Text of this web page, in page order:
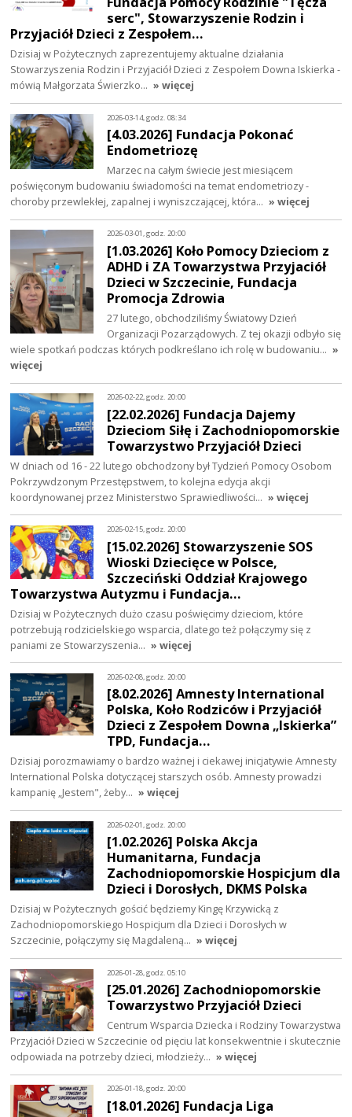
serc", Stowarzyszenie Rodzin i
Przyjaciół Dzieci z Zespołem…
Dzisiaj w Pożytecznych zaprezentujemy aktualne działania
Stowarzyszenia Rodzin i Przyjaciół Dzieci z Zespołem Downa Iskierka -
mówią Małgorzata Świerzko… » więcej
2026-03-14, godz. 08:34
[4.03.2026] Fundacja Pokonać
Endometriozę
Marzec na całym świecie jest miesiącem
poświęconym budowaniu świadomości na temat endometriozy -
choroby przewlekłej, zapalnej i wyniszczającej, która… » więcej
2026-03-01, godz. 20:00
[1.03.2026] Koło Pomocy Dzieciom z
ADHD i ZA Towarzystwa Przyjaciół
Dzieci w Szczecinie, Fundacja
Promocja Zdrowia
27 lutego, obchodziliśmy Światowy Dzień
Organizacji Pozarządowych. Z tej okazji odbyło się
wiele spotkań podczas których podkreślano ich rolę w budowaniu… »
więcej
2026-02-22, godz. 20:00
[22.02.2026] Fundacja Dajemy
Dzieciom Siłę i Zachodniopomorskie
Towarzystwo Przyjaciół Dzieci
W dniach od 16 - 22 lutego obchodzony był Tydzień Pomocy Osobom
Pokrzywdzonym Przestępstwem, to kolejna edycja akcji
koordynowanej przez Ministerstwo Sprawiedliwości… » więcej
2026-02-15, godz. 20:00
[15.02.2026] Stowarzyszenie SOS
Wioski Dziecięce w Polsce,
Szczeciński Oddział Krajowego
Towarzystwa Autyzmu i Fundacja…
Dzisiaj w Pożytecznych dużo czasu poświęcimy dzieciom, które
potrzebują rodzicielskiego wsparcia, dlatego też połączymy się z
paniami ze Stowarzyszenia… » więcej
2026-02-08, godz. 20:00
[8.02.2026] Amnesty International
Polska, Koło Rodziców i Przyjaciół
Dzieci z Zespołem Downa „Iskierka”
TPD, Fundacja…
Dzisiaj porozmawiamy o bardzo ważnej i ciekawej inicjatywie Amnesty
International Polska dotyczącej starszych osób. Amnesty prowadzi
kampanię „Jestem", żeby… » więcej
2026-02-01, godz. 20:00
[1.02.2026] Polska Akcja
Humanitarna, Fundacja
Zachodniopomorskie Hospicjum dla
Dzieci i Dorosłych, DKMS Polska
Dzisiaj w Pożytecznych gościć będziemy Kingę Krzywicką z
Zachodniopomorskiego Hospicjum dla Dzieci i Dorosłych w
Szczecinie, połączymy się Magdaleną… » więcej
2026-01-28, godz. 05:10
[25.01.2026] Zachodniopomorskie
Towarzystwo Przyjaciół Dzieci
Centrum Wsparcia Dziecka i Rodziny Towarzystwa
Przyjaciół Dzieci w Szczecinie od pięciu lat konsekwentnie i skutecznie
odpowiada na potrzeby dzieci, młodzieży… » więcej
2026-01-18, godz. 20:00
[18.01.2026] Fundacja Liga